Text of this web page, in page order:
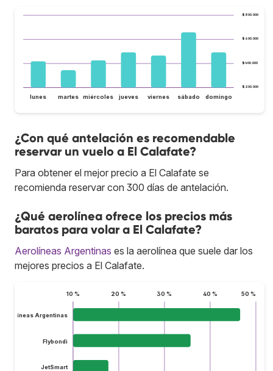
$200.000
$400.000
$600.000
$800.000
lunes martes miércoles jueves viernes sábado domingo
¿Con qué antelación es recomendable
reservar un vuelo a El Calafate?
Para obtener el mejor precio a El Calafate se
recomienda reservar con 300 días de antelación.
¿Qué aerolínea ofrece los precios más
baratos para volar a El Calafate?
Aerolíneas Argentinas es la aerolínea que suele dar los
mejores precios a El Calafate.
10 % 20 % 30 % 40 % 50 %
Aerolíneas Argentinas
Flybondi
JetSmart